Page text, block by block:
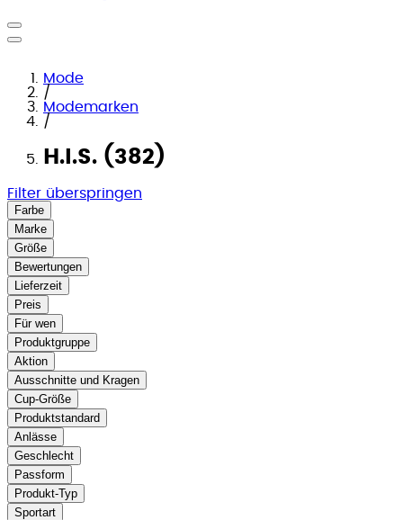
Mode
/
Modemarken
/
H.I.S. (382)
Filter überspringen
Farbe
Marke
Größe
Bewertungen
Lieferzeit
Preis
Für wen
Produktgruppe
Aktion
Ausschnitte und Kragen
Cup-Größe
Produktstandard
Anlässe
Geschlecht
Passform
Produkt-Typ
Sportart